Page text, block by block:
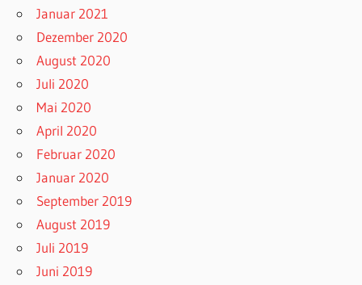
Januar 2021
Dezember 2020
August 2020
Juli 2020
Mai 2020
April 2020
Februar 2020
Januar 2020
September 2019
August 2019
Juli 2019
Juni 2019